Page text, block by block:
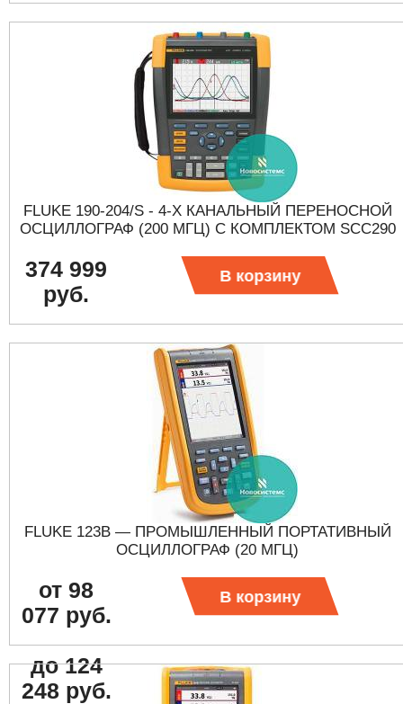
FLUKE 190-204/S - 4-Х КАНАЛЬНЫЙ ПЕРЕНОСНОЙ
ОСЦИЛЛОГРАФ (200 МГЦ) С КОМПЛЕКТОМ SCC290
374 999
руб.
В корзину
FLUKE 123B — ПРОМЫШЛЕННЫЙ ПОРТАТИВНЫЙ
ОСЦИЛЛОГРАФ (20 МГЦ)
от 98
077 руб.
до 124
248 руб.
В корзину